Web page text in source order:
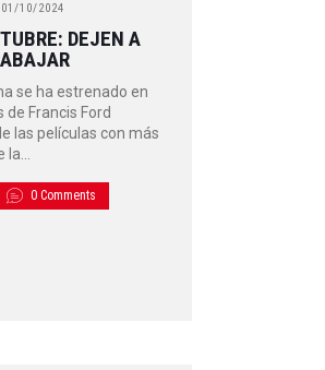
01/10/2024
DEJEN A
se ha estrenado en
Francis Ford
las películas con más
la…
0 Comments